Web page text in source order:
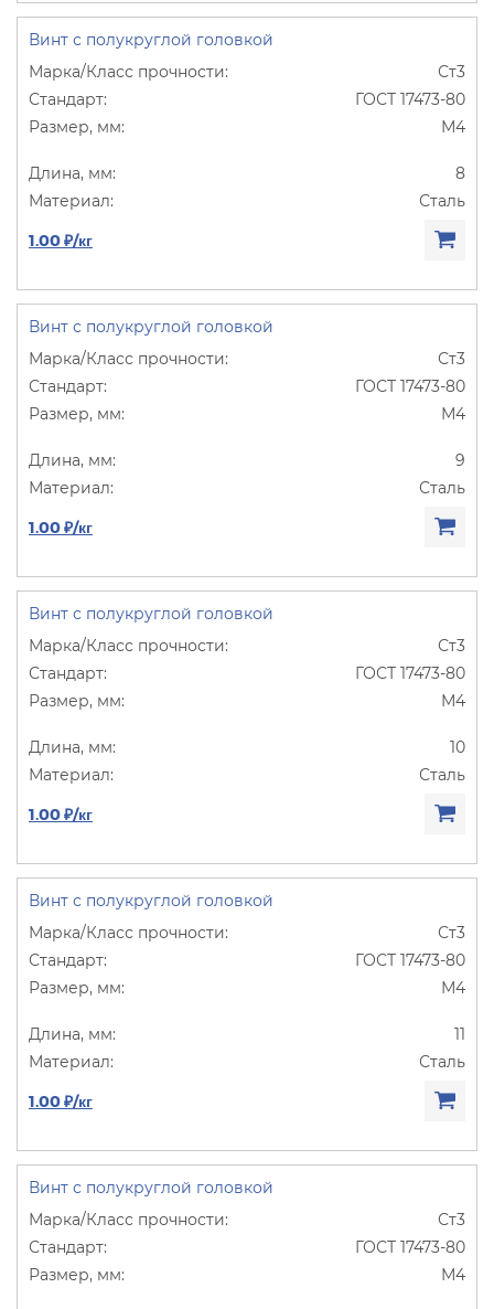
Винт с полукруглой головкой
Ст3
ГОСТ 17473-80
М4
8
Сталь
1.00 ₽/кг
Винт с полукруглой головкой
Ст3
ГОСТ 17473-80
М4
9
Сталь
1.00 ₽/кг
Винт с полукруглой головкой
Ст3
ГОСТ 17473-80
М4
10
Сталь
1.00 ₽/кг
Винт с полукруглой головкой
Ст3
ГОСТ 17473-80
М4
11
Сталь
1.00 ₽/кг
Винт с полукруглой головкой
Ст3
ГОСТ 17473-80
М4